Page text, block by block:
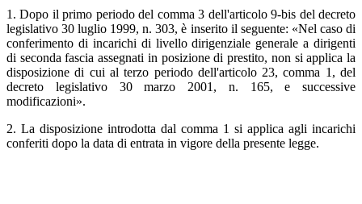
1. Dopo il primo periodo del comma 3 dell'articolo 9-bis del decreto
legislativo 30 luglio 1999, n. 303, è inserito il seguente: «Nel caso di
conferimento di incarichi di livello dirigenziale generale a dirigenti
di seconda fascia assegnati in posizione di prestito, non si applica la
disposizione di cui al terzo periodo dell'articolo 23, comma 1, del
decreto legislativo 30 marzo 2001, n. 165, e successive
modificazioni».
2. La disposizione introdotta dal comma 1 si applica agli incarichi
conferiti dopo la data di entrata in vigore della presente legge.